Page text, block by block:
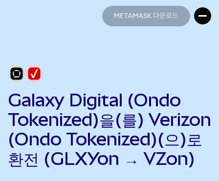
METAMASK 다운로드
Galaxy Digital (Ondo
Tokenized)을(를) Verizon
(Ondo Tokenized)(으)로
환전 (GLXYon → VZon)